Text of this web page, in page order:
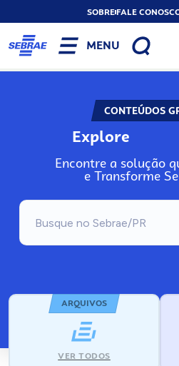
SOBREFALE
MENU
CONTEÚDOS
Explore
Encontre a solução
e Transforme
ARQUIVOS
VER TODOS